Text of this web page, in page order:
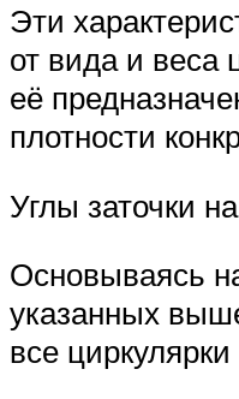
Эти
от вида и веса
её
плотности
Углы заточки
Основываясь
указанных
все